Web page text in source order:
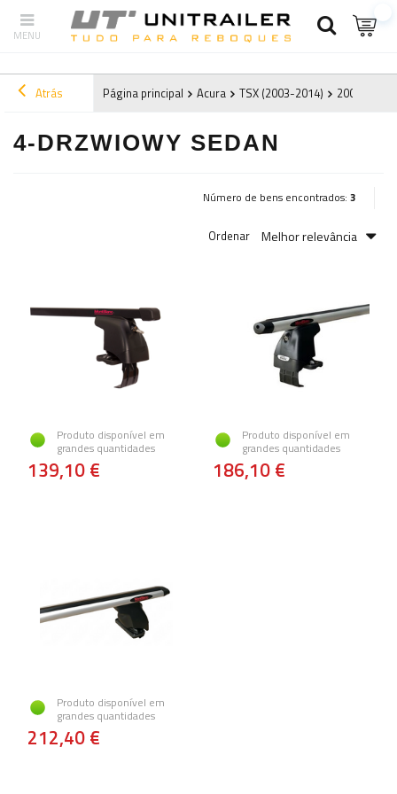
Atrás Página principal Acura TSX (2003-2014) 2007
4-DRZWIOWY SEDAN
Número de bens encontrados: 3
Ordenar Melhor relevância
Produto disponível em
grandes quantidades
139,10 €
Produto disponível em
grandes quantidades
186,10 €
Produto disponível em
grandes quantidades
212,40 €